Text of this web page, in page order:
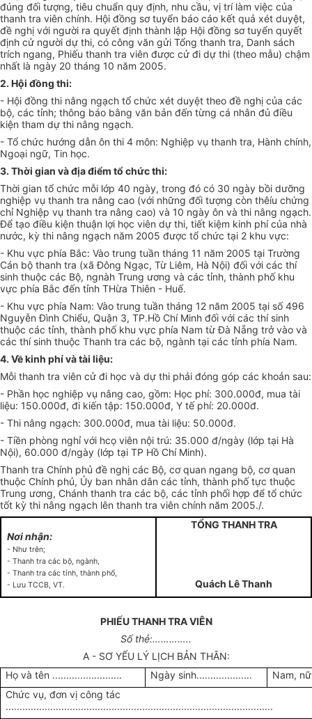
đúng đối tượng, tiêu chuẩn quy định, nhu cầu, vị trí làm việc của
thanh tra viên chính. Hội đồng sơ tuyển báo cáo kết quả xét duyệt,
đề nghị với người ra quyết định thành lập Hội đồng sơ tuyển quyết
định cử người dự thi, có công văn gửi Tổng thanh tra, Danh sách
trích ngang, Phiếu thanh tra viên được cử đi dự thi (theo mẫu) chậm
nhất là ngày 20 tháng 10 năm 2005.
2. Hội đồng thi:
- Hội đồng thi nâng ngạch tổ chức xét duyệt theo đề nghị của các
bộ, các tỉnh; thông báo bằng văn bản đến từng cá nhân đủ điều
kiện tham dự thi nâng ngạch.
- Tổ chức hướng dẫn ôn thi 4 môn: Nghiệp vụ thanh tra, Hành chính,
Ngoại ngữ, Tin học.
3. Thời gian và địa điểm tổ chức thi:
Thời gian tổ chức mỗi lớp 40 ngày, trong đó có 30 ngày bồi dưỡng
nghiệp vụ thanh tra nâng cao (với những đối tượng còn thêíu chứng
chỉ Nghiệp vụ thanh tra nâng cao) và 10 ngày ôn và thi nâng ngạch.
Để tạo điều kiện thuận lợi học viên dự thi, tiết kiệm kinh phí của nhà
nước, kỳ thi nâng ngạch năm 2005 được tổ chức tại 2 khu vực:
- Khu vực phía Bắc: Vào trung tuần tháng 11 năm 2005 tại Trường
Cán bộ thanh tra (xã Đông Ngạc, Từ Liêm, Hà Nội) đối với các thí
sinh thuộc các Bộ, ngnàh Trung ương và các tỉnh, thành phố khu
vực phía Bắc đến tỉnh THừa Thiên - Huế.
- Khu vực phía Nam: Vào trung tuần tháng 12 năm 2005 tại số 496
Nguyễn Đình Chiểu, Quận 3, TP.Hồ Chí Minh đối với các thí sinh
thuộc các tỉnh, thành phố khu vực phía Nam từ Đà Nẵng trở vào và
các thí sinh thuộc Thanh tra các bộ, ngành tại các tỉnh phía Nam.
4. Về kinh phí và tài liệu:
Mỗi thanh tra viên cử đi học và dự thi phải đóng góp các khoản sau:
- Phần học nghiệp vụ nâng cao, gồm: Học phí: 300.000đ, mua tài
liệu: 150.000đ, đi kiến tập: 150.000đ, Y tế phí: 20.000đ.
- Thi nâng ngạch: 300.000đ, mua tài liệu: 50.000đ.
- Tiền phòng nghỉ với hcọ viên nội trú: 35.000 đ/ngày (lớp tại Hà
Nội), 60.000 đ/ngày (lớp tại TP Hồ Chí Minh).
Thanh tra Chính phủ đề nghị các Bộ, cơ quan ngang bộ, cơ quan
thuộc Chính phủ, Ủy ban nhân dân các tỉnh, thành phố tực thuộc
Trung ương, Chánh thanh tra các bộ, các tỉnh phối hợp để tổ chức
tốt kỳ thi nâng ngạch lên thanh tra viên chính năm 2005./.
Nơi nhận:
- Như trên;
- Thanh tra các bộ, ngành,
- Thanh tra các tỉnh, thành phố,
- Lưu TCCB, VT.
TỔNG THANH TRA
Quách Lê Thanh
PHIẾU THANH TRA VIÊN
Số thẻ:…………..
A - SƠ YẾU LÝ LỊCH BẢN THÂN:
Họ và tên .........................
Ngày sinh....................
Nam,
Chức vụ, đơn vị công tác
................................................................................................